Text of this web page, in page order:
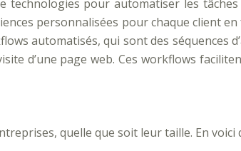
technologies pour automatiser les
personnalisées pour chaque client
automatisés, qui sont des séquences
d’une page web. Ces workflows
quelle que soit leur taille. En